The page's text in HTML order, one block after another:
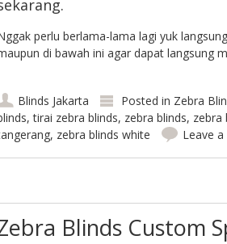
perlu berlama-lama lagi yuk
di bawah ini agar dapat langsung
Blinds Jakarta Posted in Zebra
,tirai zebra blinds, zebra blinds, zebra
, zebra blinds white Leave
Blinds Custom